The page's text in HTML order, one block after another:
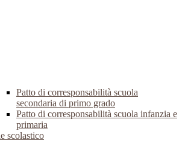
Patto di corresponsabilità scuola
secondaria di primo grado
Patto di corresponsabilità scuola infanzia e
primaria
scolastico